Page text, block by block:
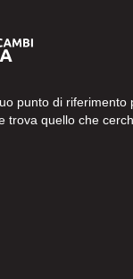
punto di riferimento
trova quello che